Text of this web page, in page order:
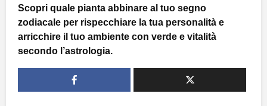
Scopri quale pianta abbinare al tuo segno
zodiacale per rispecchiare la tua personalità e
arricchire il tuo ambiente con verde e vitalità
secondo l’astrologia.